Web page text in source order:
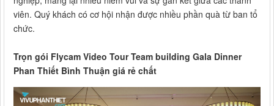
viên. Quý khách có cơ hội nhận được nhiều phần quà từ ban tổ
chức.
Trọn gói Flycam Video Tour Team building Gala Dinner
Phan Thiết Bình Thuận giá rẻ chất